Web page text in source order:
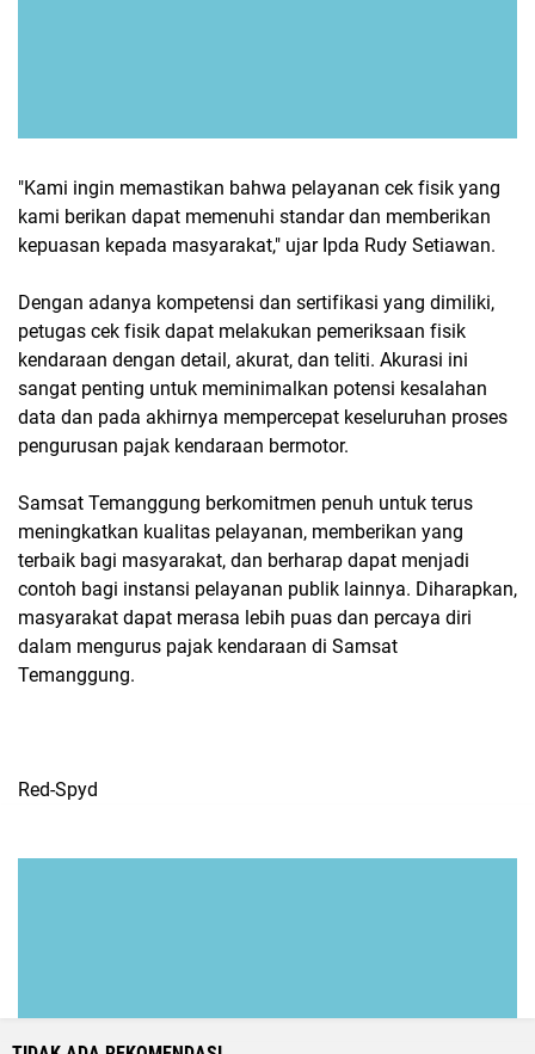
"Kami ingin memastikan bahwa pelayanan cek fisik yang
kami berikan dapat memenuhi standar dan memberikan
kepuasan kepada masyarakat," ujar Ipda Rudy Setiawan.
Dengan adanya kompetensi dan sertifikasi yang dimiliki,
petugas cek fisik dapat melakukan pemeriksaan fisik
kendaraan dengan detail, akurat, dan teliti. Akurasi ini
sangat penting untuk meminimalkan potensi kesalahan
data dan pada akhirnya mempercepat keseluruhan proses
pengurusan pajak kendaraan bermotor.
Samsat Temanggung berkomitmen penuh untuk terus
meningkatkan kualitas pelayanan, memberikan yang
terbaik bagi masyarakat, dan berharap dapat menjadi
contoh bagi instansi pelayanan publik lainnya. Diharapkan,
masyarakat dapat merasa lebih puas dan percaya diri
dalam mengurus pajak kendaraan di Samsat
Temanggung.
Red-Spyd